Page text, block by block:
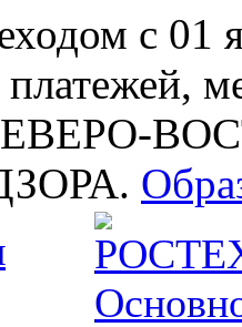
с 01
платежей,
СЕВЕРО-